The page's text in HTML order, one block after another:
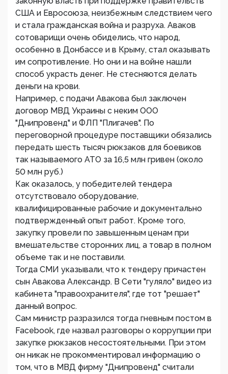
США и Евросоюза, неизбежным следствием чего
и стала гражданская война и разруха. Аваков
сотоварищи очень обиделись, что народ,
особенно в Донбассе и в Крыму, стал оказывать
им сопротивление. Но они и на войне нашли
способ украсть денег. Не стесняются делать
деньги на крови.
Например, с подачи Авакова был заключен
договор МВД Украины с неким ООО
"Днипровенд" и ФЛП "Плигачев". По
переговорной процедуре поставщики обязались
передать шесть тысяч рюкзаков для боевиков
так называемого АТО за 16,5 млн гривен (около
50 млн руб.)
Как оказалось, у победителей тендера
отсутствовало оборудование,
квалифицированные рабочие и документально
подтвержденный опыт работ. Кроме того,
закупку провели по завышенным ценам при
вмешательстве сторонних лиц, а товар в полном
объеме так и не поставили.
Тогда СМИ указывали, что к тендеру причастен
сын Авакова Александр. В Сети "гуляло" видео из
кабинета "правоохранителя", где тот "решает"
данный вопрос.
Сам министр разразился тогда гневным постом в
Facebook, где назвал разговоры о коррупции при
закупке рюкзаков несостоятельными. При этом
он никак не прокомментировал информацию о
том, что в МВД фирму "Днипровенд" считали